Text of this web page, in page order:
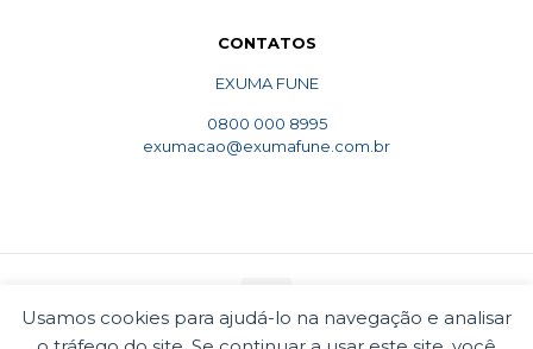
Usamos cookies para ajudá-lo na navegação e analisar
CONTATOS
EXUMA FUNE
0800 000 8995
exumacao@exumafune.com.br